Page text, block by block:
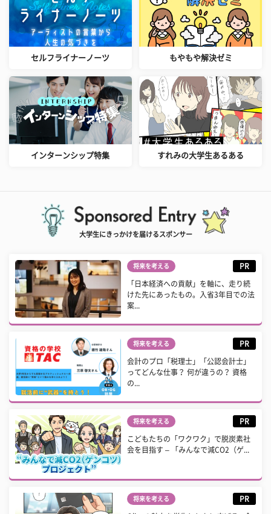
セルフライナーノーツ もやもや解決ゼミ
インターンシップ特集 すれみの大学生あるある
大学生にきっかけを届けるスポンサー
将来を考える PR
「日本経済への貢献」を軸に、走り続
けた先にあったもの。入省3年目での法
案...
将来を考える PR
会計のプロ「税理士」「公認会計士」
ってどんな仕事？ 何が違うの？ 資格
の...
将来を考える PR
こどもたちの「ワクワク」で脱炭素社
会を目指す – 「みんなで減CO2（ゲ...
将来を考える PR